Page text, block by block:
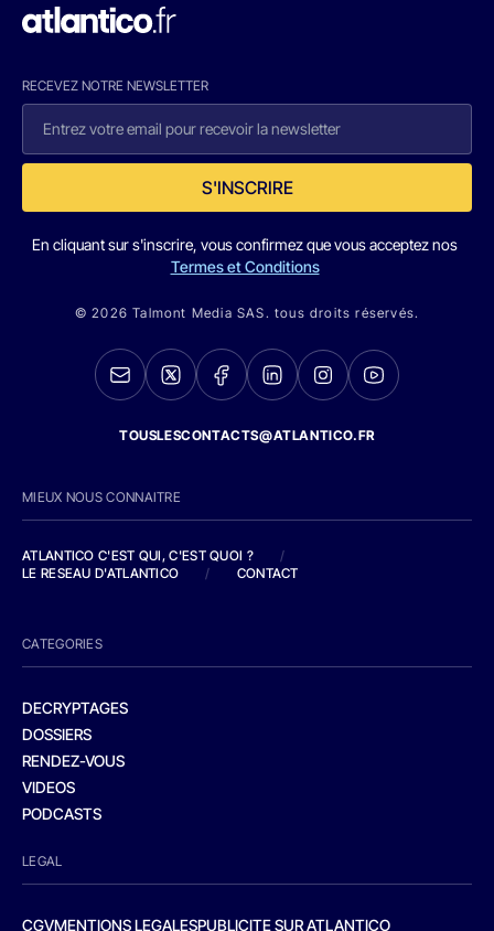
RECEVEZ NOTRE NEWSLETTER
S'INSCRIRE
En cliquant sur s'inscrire, vous confirmez que vous acceptez nos
Termes et Conditions
© 2026 Talmont Media SAS. tous droits réservés.
TOUSLESCONTACTS@ATLANTICO.FR
MIEUX NOUS CONNAITRE
ATLANTICO C'EST QUI, C'EST QUOI ?
/
LE RESEAU D'ATLANTICO
/ CONTACT
CATEGORIES
DECRYPTAGES
DOSSIERS
RENDEZ-VOUS
VIDEOS
PODCASTS
LEGAL
CGVMENTIONS LEGALESPUBLICITE SUR ATLANTICO